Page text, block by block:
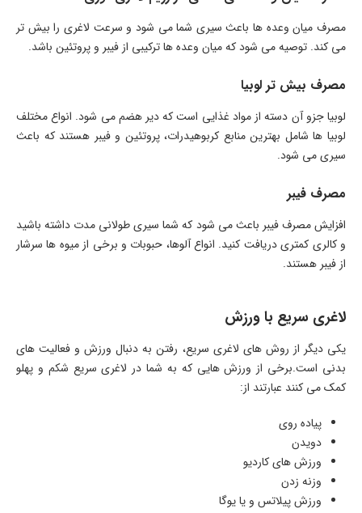
مصرف میان وعده ها باعث سیری شما می شود و سرعت لاغری را بیش تر
می کند. توصیه می شود که میان وعده ها ترکیبی از فیبر و پروتئین باشد.
مصرف بیش تر لوبیا
لوبیا جزو آن دسته از مواد غذایی است که دیر هضم می شود. انواع مختلف
لوبیا ها شامل بهترین منابع کربوهیدرات، پروتئین و فیبر هستند که باعث
سیری می شود.
مصرف فیبر
افزایش مصرف فیبر باعث می شود که شما سیری طولانی مدت داشته باشید
و کالری کمتری دریافت کنید. انواع آلوها، حبوبات و برخی از میوه ها سرشار
از فیبر هستند.
لاغری سریع با ورزش
یکی دیگر از روش های لاغری سریع، رفتن به دنبال ورزش و فعالیت های
بدنی است.برخی از ورزش هایی که به شما در لاغری سریع شکم و پهلو
کمک می کنند عبارتند از:
پیاده روی
دویدن
ورزش های کاردیو
وزنه زدن
ورزش پیلاتس و یا یوگا